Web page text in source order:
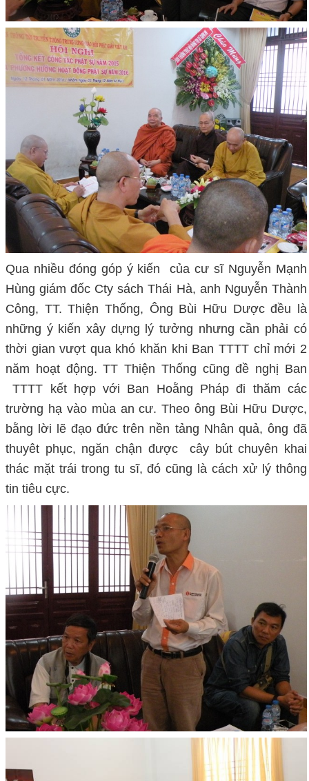
Qua nhiều đóng góp ý kiến của cư sĩ Nguyễn Mạnh
Hùng giám đốc Cty sách Thái Hà, anh Nguyễn Thành
Công, TT. Thiện Thống, Ông Bùi Hữu Dược đều là
những ý kiến xây dựng lý tưởng nhưng cần phải có
thời gian vượt qua khó khăn khi Ban TTTT chỉ mới 2
năm hoạt động. TT Thiện Thống cũng đề nghị Ban
TTTT kết hợp với Ban Hoằng Pháp đi thăm các
trường hạ vào mùa an cư. Theo ông Bùi Hữu Dược,
bằng lời lẽ đạo đức trên nền tảng Nhân quả, ông đã
thuyêt phục, ngăn chận được cây bút chuyên khai
thác mặt trái trong tu sĩ, đó cũng là cách xử lý thông
tin tiêu cực.